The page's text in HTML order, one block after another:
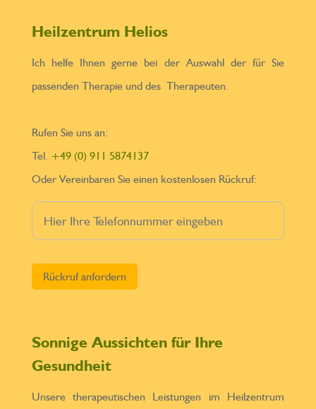
Heilzentrum Helios
Ich helfe Ihnen gerne bei der Auswahl der für Sie
passenden Therapie und des Therapeuten.
Rufen Sie uns an:
Tel. +49 (0) 911 5874137
Oder Vereinbaren Sie einen kostenlosen Rückruf:
Sonnige Aussichten für Ihre
Gesundheit
Unsere therapeutischen Leistungen im Heilzentrum